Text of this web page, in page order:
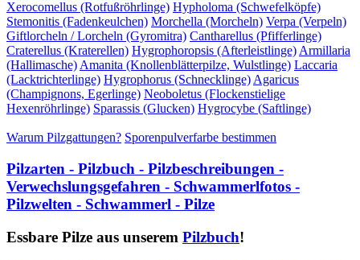
Xerocomellus (Rotfußröhrlinge) Hypholoma (Schwefelköpfe)
Stemonitis (Fadenkeulchen) Morchella (Morcheln) Verpa (Verpeln)
Giftlorcheln / Lorcheln (Gyromitra) Cantharellus (Pfifferlinge)
Craterellus (Kraterellen) Hygrophoropsis (Afterleistlinge) Armillaria
(Hallimasche) Amanita (Knollenblätterpilze, Wulstlinge) Laccaria
(Lacktrichterlinge) Hygrophorus (Schnecklinge) Agaricus
(Champignons, Egerlinge) Neoboletus (Flockenstielige
Hexenröhrlinge) Sparassis (Glucken) Hygrocybe (Saftlinge)
Warum Pilzgattungen? Sporenpulverfarbe bestimmen
Pilzarten - Pilzbuch - Pilzbeschreibungen -
Verwechslungsgefahren - Schwammerlfotos -
Pilzwelten - Schwammerl - Pilze
Essbare Pilze aus unserem Pilzbuch!